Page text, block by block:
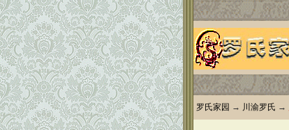
罗氏家园 → 川渝罗氏 →